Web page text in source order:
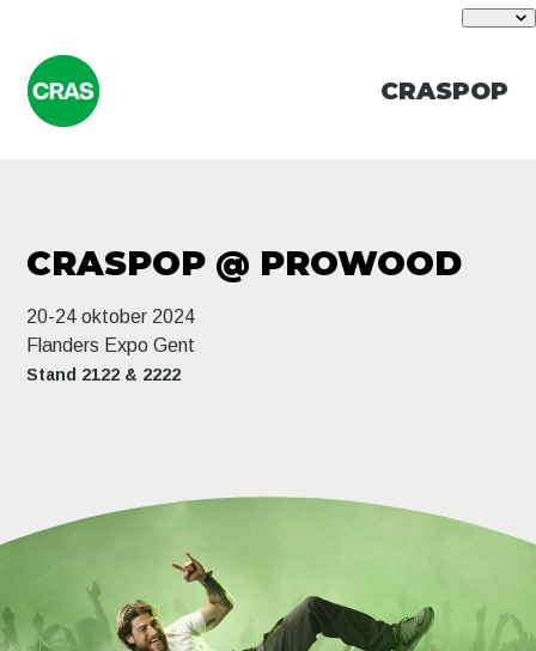
CRASPOP
CRASPOP @ PROWOOD
20-24 oktober 2024
Flanders Expo Gent
Stand 2122 & 2222